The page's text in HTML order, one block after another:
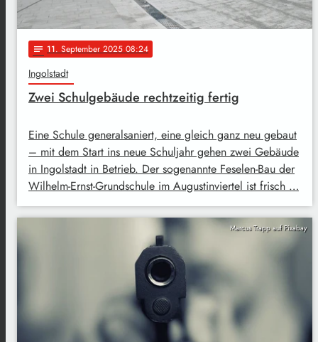
notes 11. September 2025 08:24
Ingolstadt
Zwei Schulgebäude rechtzeitig fertig
Eine Schule generalsaniert, eine gleich ganz neu gebaut
– mit dem Start ins neue Schuljahr gehen zwei Gebäude
in Ingolstadt in Betrieb. Der sogenannte Feselen-Bau der
Wilhelm-Ernst-Grundschule im Augustinviertel ist frisch …
Marcus Trapp auf Pixabay